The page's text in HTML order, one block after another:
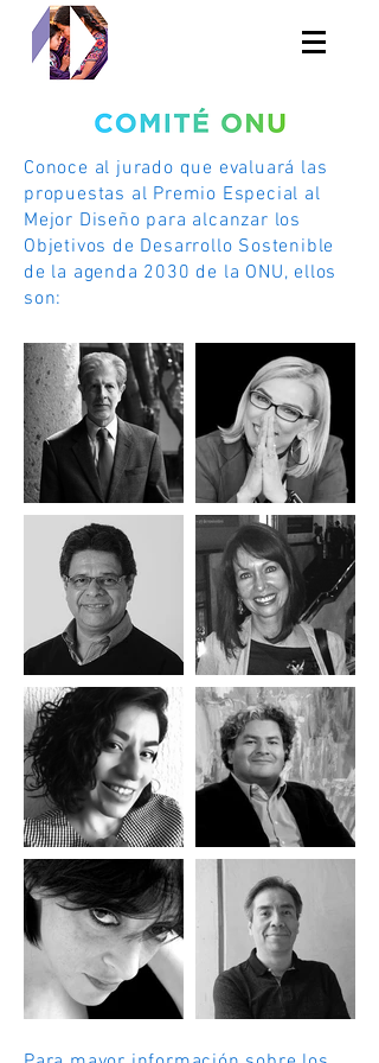
Conoce al jurado que evaluará las
propuestas al Premio Especial al
Mejor Diseño para alcanzar los
Objetivos de Desarrollo Sostenible
de la agenda 2030 de la ONU, ellos
son: